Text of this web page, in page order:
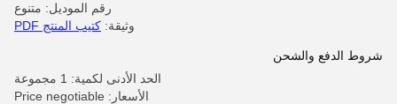
رقم الموديل: متنوع
وثيقة: كتيب المنتج PDF
شروط الدفع والشحن
الحد الأدنى لكمية: 1 مجموعة
الأسعار: Price negotiable